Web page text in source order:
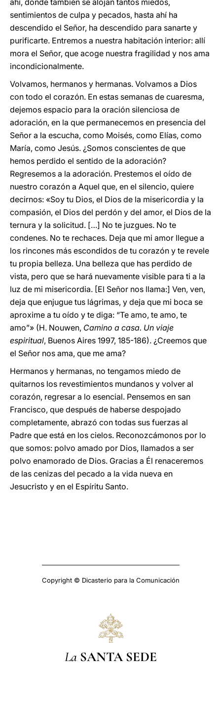
ahí, donde también se alojan tantos miedos,
sentimientos de culpa y pecados, hasta ahí ha
descendido el Señor, ha descendido para sanarte y
purificarte. Entremos a nuestra habitación interior: allí
mora el Señor, que acoge nuestra fragilidad y nos ama
incondicionalmente.
Volvamos, hermanos y hermanas. Volvamos a Dios
con todo el corazón. En estas semanas de cuaresma,
dejemos espacio para la oración silenciosa de
adoración, en la que permanecemos en presencia del
Señor a la escucha, como Moisés, como Elías, como
María, como Jesús. ¿Somos conscientes de que
hemos perdido el sentido de la adoración?
Regresemos a la adoración. Prestemos el oído de
nuestro corazón a Aquel que, en el silencio, quiere
decirnos: «Soy tu Dios, el Dios de la misericordia y la
compasión, el Dios del perdón y del amor, el Dios de la
ternura y la solicitud. […] No te juzgues. No te
condenes. No te rechaces. Deja que mi amor llegue a
los rincones más escondidos de tu corazón y te revele
tu propia belleza. Una belleza que has perdido de
vista, pero que se hará nuevamente visible para ti a la
luz de mi misericordia. [El Señor nos llama:] Ven, ven,
deja que enjugue tus lágrimas, y deja que mi boca se
aproxime a tu oído y te diga: “Te amo, te amo, te
amo”» (H. Nouwen, Camino a casa. Un viaje
espiritual, Buenos Aires 1997, 185-186). ¿Creemos que
el Señor nos ama, que me ama?
Hermanos y hermanas, no tengamos miedo de
quitarnos los revestimientos mundanos y volver al
corazón, regresar a lo esencial. Pensemos en san
Francisco, que después de haberse despojado
completamente, abrazó con todas sus fuerzas al
Padre que está en los cielos. Reconozcámonos por lo
que somos: polvo amado por Dios, llamados a ser
polvo enamorado de Dios. Gracias a Él renaceremos
de las cenizas del pecado a la vida nueva en
Jesucristo y en el Espíritu Santo.
Copyright © Dicasterio para la Comunicación
La SANTA SEDE